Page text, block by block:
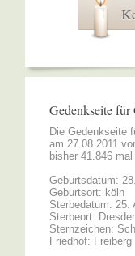
Gedenkseite
Die Gedenkseite
am 27.08.2011
bisher 41.846
Geburtsdatum:
Geburtsort: köln
Sterbedatum: 25.
Sterbeort:
Sternzeichen:
Friedhof: Freiberg